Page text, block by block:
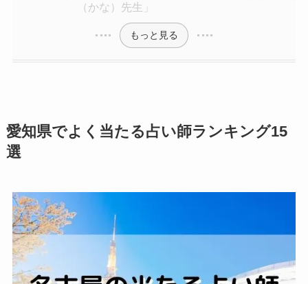
（かな）先生」
もっと見る
愛知県でよく当たる占い師ランキング15
選